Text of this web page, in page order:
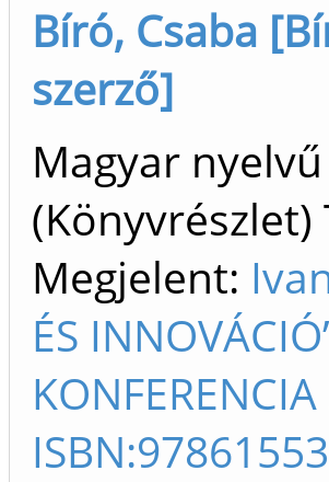
Bíró, Csaba
szerző]
Magyar
Megjelent:
ÉS